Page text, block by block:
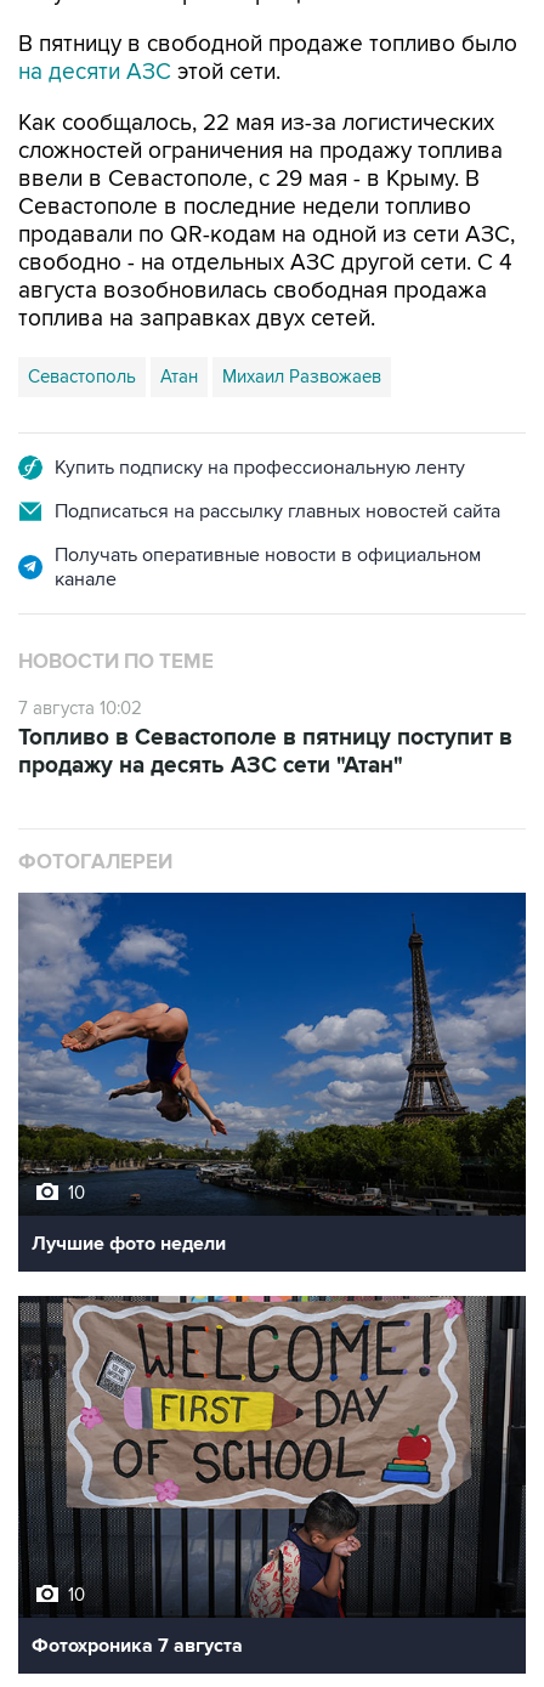
Как сообщалось, 22 мая из-за логистических
ввели в Севастополе, с 29 мая - в Крыму. В
Севастополе в последние недели топливо
продавали по QR-кодам на одной из сети АЗС,
свободно - на отдельных АЗС другой сети. С 4
августа возобновилась свободная продажа
топлива на заправках двух сетей.
Севастополь Атан Михаил Развожаев
Подписаться на рассылку главных новостей сайта
Получать оперативные новости в официальном
НОВОСТИ ПО ТЕМЕ
7 августа 10:02
продажу на десять АЗС сети "Атан"
10
Лучшие фото недели
10
Фотохроника 7 августа